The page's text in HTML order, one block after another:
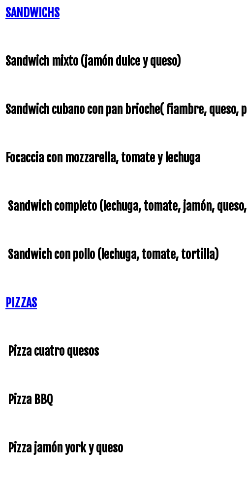
SANDWICHS
Sandwich mixto (jamón dulce y queso)
Sandwich cubano con pan brioche( fiambre, queso,
Focaccia con mozzarella, tomate y lechuga
Sandwich completo (lechuga, tomate, jamón,
Sandwich con pollo (lechuga, tomate, tortilla)
PIZZAS
Pizza cuatro quesos
Pizza BBQ
Pizza jamón york y queso